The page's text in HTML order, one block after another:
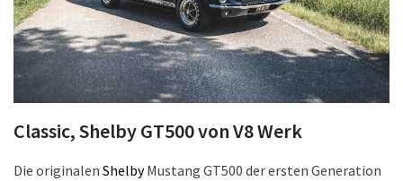
Classic, Shelby GT500 von V8 Werk
Die originalen ShelbyMustang GT500 der ersten Generation